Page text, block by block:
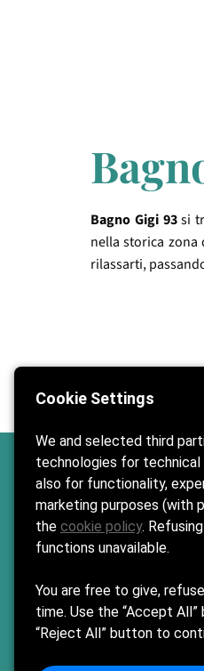
Bagno Gigi 93si
nella storica zona
rilassarti,
Bagno Gigi 93
Home
La
Spiaggia
Ristorante
Eventi
Contatti
Cookie Settings
We and selected third
technologies for technical
also for functionality,
marketing purposes (with
the cookie policy.
functions unavailable.
You are free to give,
time. Use the “Accept
“Reject All” button to